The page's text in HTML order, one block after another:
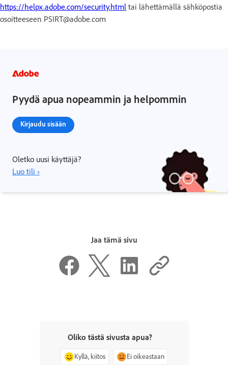
https://helpx.adobe.com/security.html tai lähettämällä sähköpostia
osoitteeseen PSIRT@adobe.com
Pyydä apua nopeammin ja helpommin
Kirjaudu sisään
Oletko uusi käyttäjä?
Luo tili ›
Jaa tämä sivu
Oliko tästä sivusta apua?
Kyllä, kiitos Ei oikeastaan